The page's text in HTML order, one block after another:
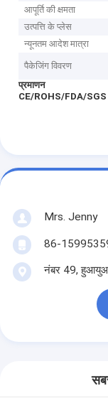
आपूर्ति की क्षमता
उत्पत्ति के प्लेस
न्यूनतम आदेश मात्रा
पैकेजिंग विवरण
प्रमाणन
CE/ROHS/FDA/SGS
Mrs. Jenny
86-
नंबर 49,